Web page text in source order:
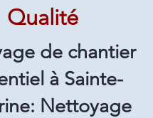
Qualité
de chantier
à Sainte-
Nettoyage